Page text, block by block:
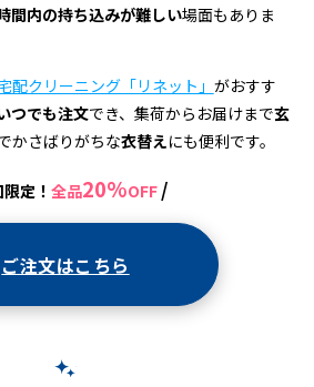
間内の持ち込みが難しい場面もありま
配クリーニング「リネット」 がおすす
つでも注文でき、集荷からお届けまで玄
かさばりがちな衣替えにも便利です。
定！ 全品20%OFF /
ご注文はこちら